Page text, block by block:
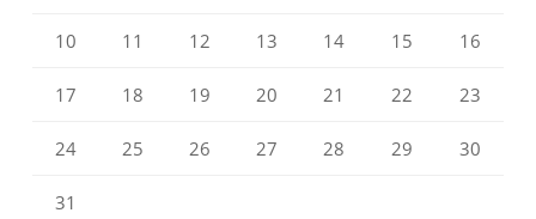
10 11 12 13 14 15 16
17 18 19 20 21 22 23
24 25 26 27 28 29 30
31